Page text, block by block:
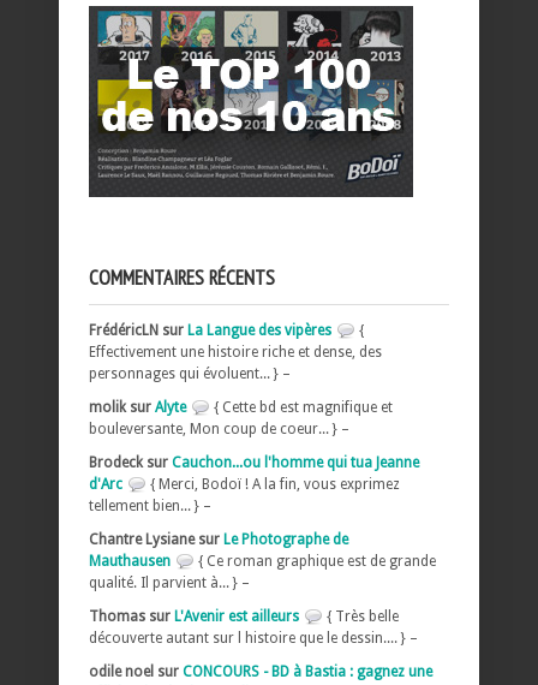
COMMENTAIRES RÉCENTS
FrédéricLN sur La Langue des vipères
{
Effectivement une histoire riche et dense, des
personnages qui évoluent... } –
molik sur Alyte
{ Cette bd est magnifique et
bouleversante, Mon coup de coeur... } –
Brodeck sur Cauchon...ou l'homme qui tua Jeanne
d'Arc
{ Merci, Bodoï ! A la fin, vous exprimez
tellement bien... } –
Chantre Lysiane sur Le Photographe de
Mauthausen
{ Ce roman graphique est de grande
qualité. Il parvient à... } –
Thomas sur L'Avenir est ailleurs
{ Très belle
découverte autant sur l histoire que le dessin.... } –
odile noel sur CONCOURS - BD à Bastia : gagnez une